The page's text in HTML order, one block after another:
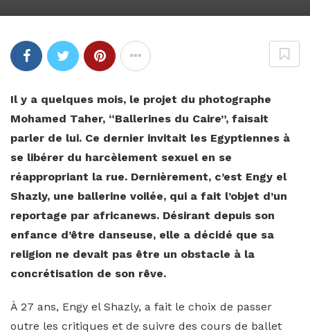
Il y a quelques mois, le projet du photographe
Mohamed Taher, “Ballerines du Caire”, faisait
parler de lui. Ce dernier invitait les Egyptiennes à
se libérer du harcèlement sexuel en se
réappropriant la rue. Dernièrement, c’est Engy el
Shazly, une ballerine voilée, qui a fait l’objet d’un
reportage par africanews. Désirant depuis son
enfance d’être danseuse, elle a décidé que sa
religion ne devait pas être un obstacle à la
concrétisation de son rêve.
À 27 ans, Engy el Shazly, a fait le choix de passer
outre les critiques et de suivre des cours de ballet